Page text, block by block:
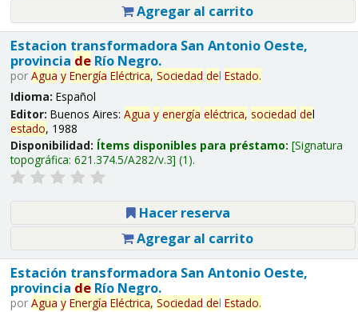
Agregar al carrito
Estacion transformadora San Antonio Oeste,
provincia deRío Negro.
por Agua y Energía Eléctrica, Sociedad del Estado.
Idioma: Español
Editor: Buenos Aires: Agua y energía eléctrica, sociedad del
estado, 1988
Disponibilidad: Ítems disponibles para préstamo: Signatura
topográfica: 621.374.5/A282/v.3 (1).
Hacer reserva
Agregar al carrito
Estación transformadora San Antonio Oeste,
provincia deRío Negro.
por Agua y Energía Eléctrica, Sociedad del Estado.